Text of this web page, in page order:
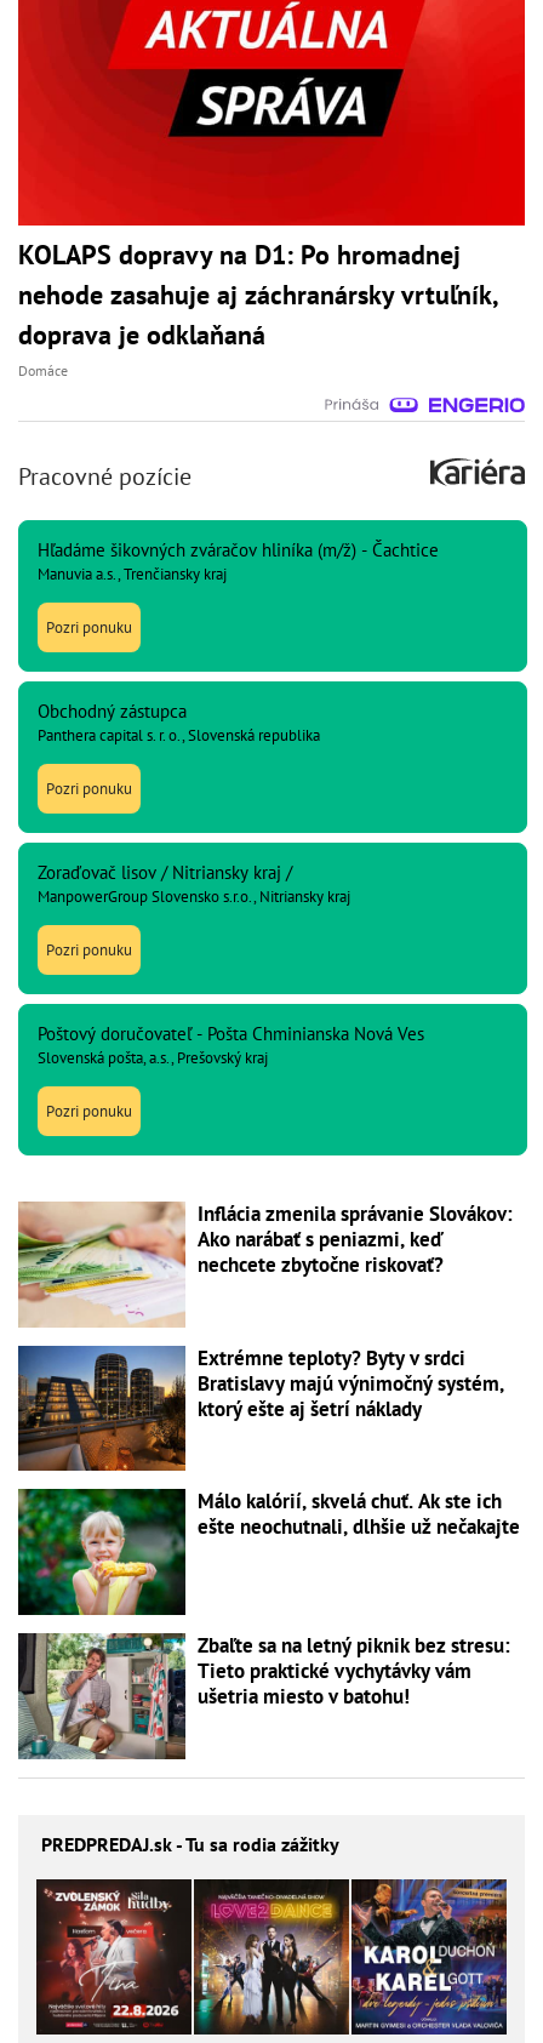
KOLAPS dopravy na D1: Po hromadnej
nehode zasahuje aj záchranársky vrtuľník,
doprava je odklaňaná
Domáce
Pracovné pozície
Hľadáme šikovných zváračov hliníka (m/ž) - Čachtice
Manuvia a.s., Trenčiansky kraj
Pozri ponuku
Obchodný zástupca
Panthera capital s. r. o., Slovenská republika
Pozri ponuku
Zoraďovač lisov / Nitriansky kraj /
ManpowerGroup Slovensko s.r.o., Nitriansky kraj
Pozri ponuku
Poštový doručovateľ - Pošta Chminianska Nová Ves
Slovenská pošta, a.s., Prešovský kraj
Pozri ponuku
Inflácia zmenila správanie Slovákov:
Ako narábať s peniazmi, keď
nechcete zbytočne riskovať?
Extrémne teploty? Byty v srdci
Bratislavy majú výnimočný systém,
ktorý ešte aj šetrí náklady
Málo kalórií, skvelá chuť. Ak ste ich
ešte neochutnali, dlhšie už nečakajte
Zbaľte sa na letný piknik bez stresu:
Tieto praktické vychytávky vám
ušetria miesto v batohu!
PREDPREDAJ.sk - Tu sa rodia zážitky